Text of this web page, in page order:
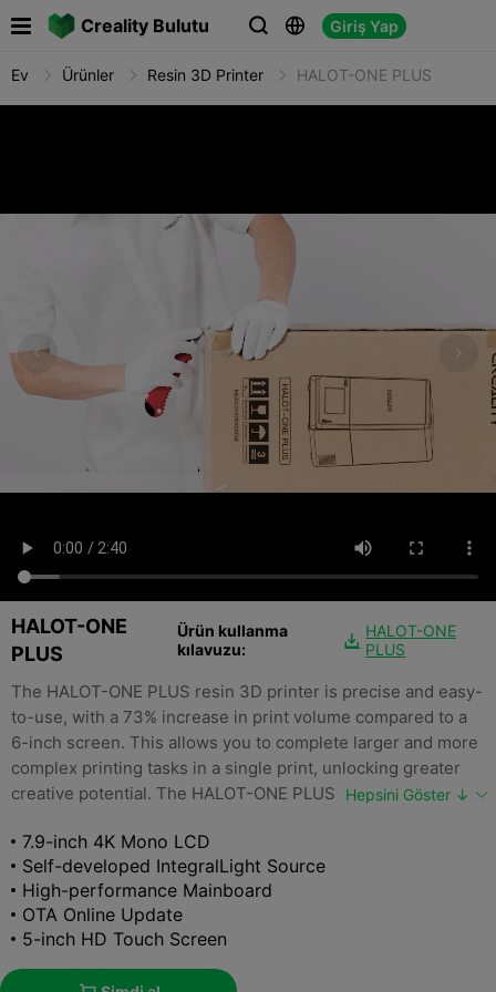
Creality Bulutu   Giriş Yap

Ev Ürünler Resin 3D Printer HALOT-ONE PLUS
HALOT-ONE
PLUS
Ürün kullanma
kılavuzu:

HALOT-ONE
PLUS
The HALOT-ONE PLUS resin 3D printer is precise and easy-
to-use, with a 73% increase in print volume compared to a
6-inch screen. This allows you to complete larger and more
complex printing tasks in a single print, unlocking greater
creative potential. The HALOT-ONE PLUS 3D printer was
Competition 2022 Special Edition held in Germany.
Hepsini Göster ↓
7.9-inch 4K Mono LCD
Self-developed IntegralLight Source
High-performance Mainboard
OTA Online Update
5-inch HD Touch Screen